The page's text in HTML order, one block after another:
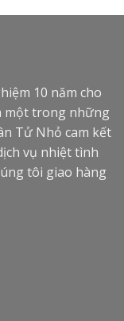
10 năm cho
một trong những
Tử Nhỏ cam kết
vụ nhiệt tình
tôi giao hàng